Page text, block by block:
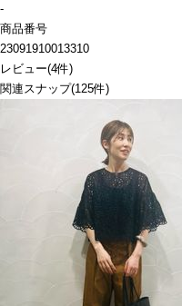
-
商品番号
23091910013310
レビュー(4件)
関連スナップ(125件)